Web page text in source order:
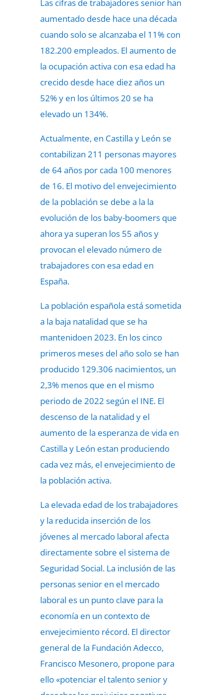
Las cifras de trabajadores senior han
aumentado desde hace una década
cuando solo se alcanzaba el 11% con
182.200 empleados. El aumento de
la ocupación activa con esa edad ha
crecido desde hace diez años un
52% y en los últimos 20 se ha
elevado un 134%.
Actualmente, en Castilla y León se
contabilizan 211 personas mayores
de 64 años por cada 100 menores
de 16. El motivo del envejecimiento
de la población se debe a la la
evolución de los baby-boomers que
ahora ya superan los 55 años y
provocan el elevado número de
trabajadores con esa edad en
España.
La población española está sometida
a la baja natalidad que se ha
mantenidoen 2023. En los cinco
primeros meses del año solo se han
producido 129.306 nacimientos, un
2,3% menos que en el mismo
periodo de 2022 según el INE. El
descenso de la natalidad y el
aumento de la esperanza de vida en
Castilla y León estan produciendo
cada vez más, el envejecimiento de
la población activa.
La elevada edad de los trabajadores
y la reducida inserción de los
jóvenes al mercado laboral afecta
directamente sobre el sistema de
Seguridad Social. La inclusión de las
personas senior en el mercado
laboral es un punto clave para la
economía en un contexto de
envejecimiento récord. El director
general de la Fundación Adecco,
Francisco Mesonero, propone para
ello «potenciar el talento senior y